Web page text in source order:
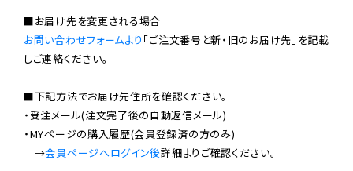
お問い合わせフォームより 「ご注文番号と新・旧のお届け先」を記載
しご連絡ください。
■下記方法でお届け先住所を確認ください。
・受注メール(注文完了後の自動返信メール)
・MYページの購入履歴(会員登録済の方のみ)
→会員ページへログイン後詳細よりご確認ください。